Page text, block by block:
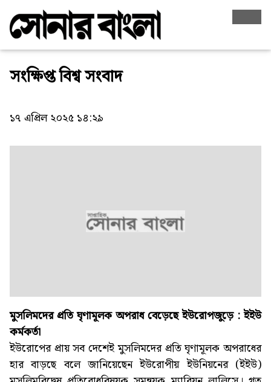
সংক্ষিপ্ত বিশ্ব সংবাদ
১৭ এপ্রিল ২০২৫ ১৪:২৯
মুসলিমদের প্রতি ঘৃণামূলক অপরাধ বেড়েছে ইউরোপজুড়ে : ইইউ
কর্মকর্তা
ইউরোপের প্রায় সব দেশেই মুসলিমদের প্রতি ঘৃণামূলক অপরাধের
হার বাড়ছে বলে জানিয়েছেন ইউরোপীয় ইউনিয়নের (ইইউ)